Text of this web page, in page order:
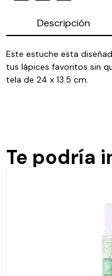
Descripción
Este estuche esta
tus lápices favoritos sin
tela de 24 x 13.5 cm.
Te podría